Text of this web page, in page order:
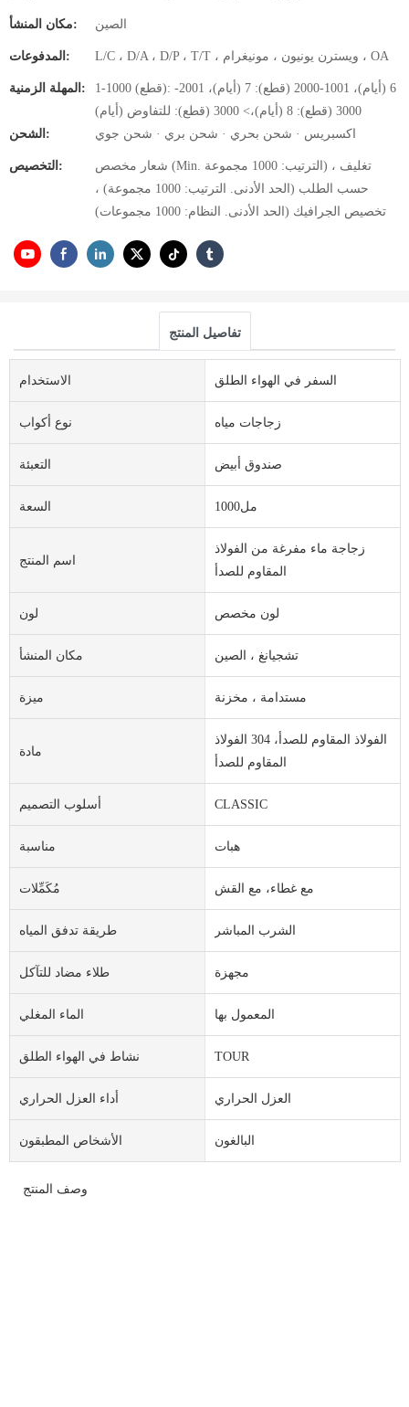
مكان المنشأ: الصين
المدفوعات: L/C ، D/A ، D/P ، T/T ، ويسترن يونيون ، مونيغرام ، OA
المهلة الزمنية:
1-1000 (قطع): 6 (أيام)، 1001-2000 (قطع): 7 (أيام)، 2001-
3000 (قطع): 8 (أيام)،> 3000 (قطع): للتفاوض (أيام)
الشحن:
اكسبريس · شحن بحري · شحن بري · شحن جوي
التخصيص:
شعار مخصص (Min. الترتيب: 1000 مجموعة) ، تغليف
حسب الطلب (الحد الأدنى. الترتيب: 1000 مجموعة) ،
تخصيص الجرافيك (الحد الأدنى. النظام: 1000 مجموعات)
تفاصيل المنتج
الاستخدام السفر في الهواء الطلق
نوع أكواب زجاجات مياه
التعبئة صندوق أبيض
السعة مل1000
اسم المنتج
زجاجة ماء مفرغة من الفولاذ
المقاوم للصدأ
لون لون مخصص
مكان المنشأ تشجيانغ ، الصين
ميزة مستدامة ، مخزنة
مادة
الفولاذ المقاوم للصدأ، 304 الفولاذ
المقاوم للصدأ
أسلوب التصميم CLASSIC
مناسبة هبات
مُكَمِّلات مع غطاء، مع القش
طريقة تدفق المياه الشرب المباشر
طلاء مضاد للتآكل مجهزة
الماء المغلي المعمول بها
نشاط في الهواء الطلق TOUR
أداء العزل الحراري العزل الحراري
الأشخاص المطبقون البالغون
وصف المنتج